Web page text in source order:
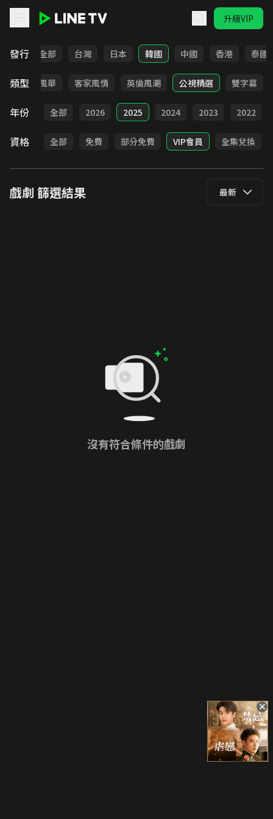
升級VIP
發行 全部 台灣 日本 韓國 中國 香港 泰國
類型台語風華 客家風情 英倫風潮 公視精選 雙字幕
年份 全部 2026 2025 2024 2023 2022
資格 全部 免費 部分免費 VIP會員 全集兌換
戲劇 篩選結果 最新
沒有符合條件的戲劇